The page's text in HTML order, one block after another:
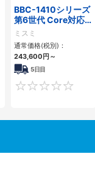
0
BBC-1410シリーズ
第6世代 Core対応フ
ロアマウントFAPC
3PCI・3PCIe
ミスミ
通常価格(税別)：
243,600円～
5日目